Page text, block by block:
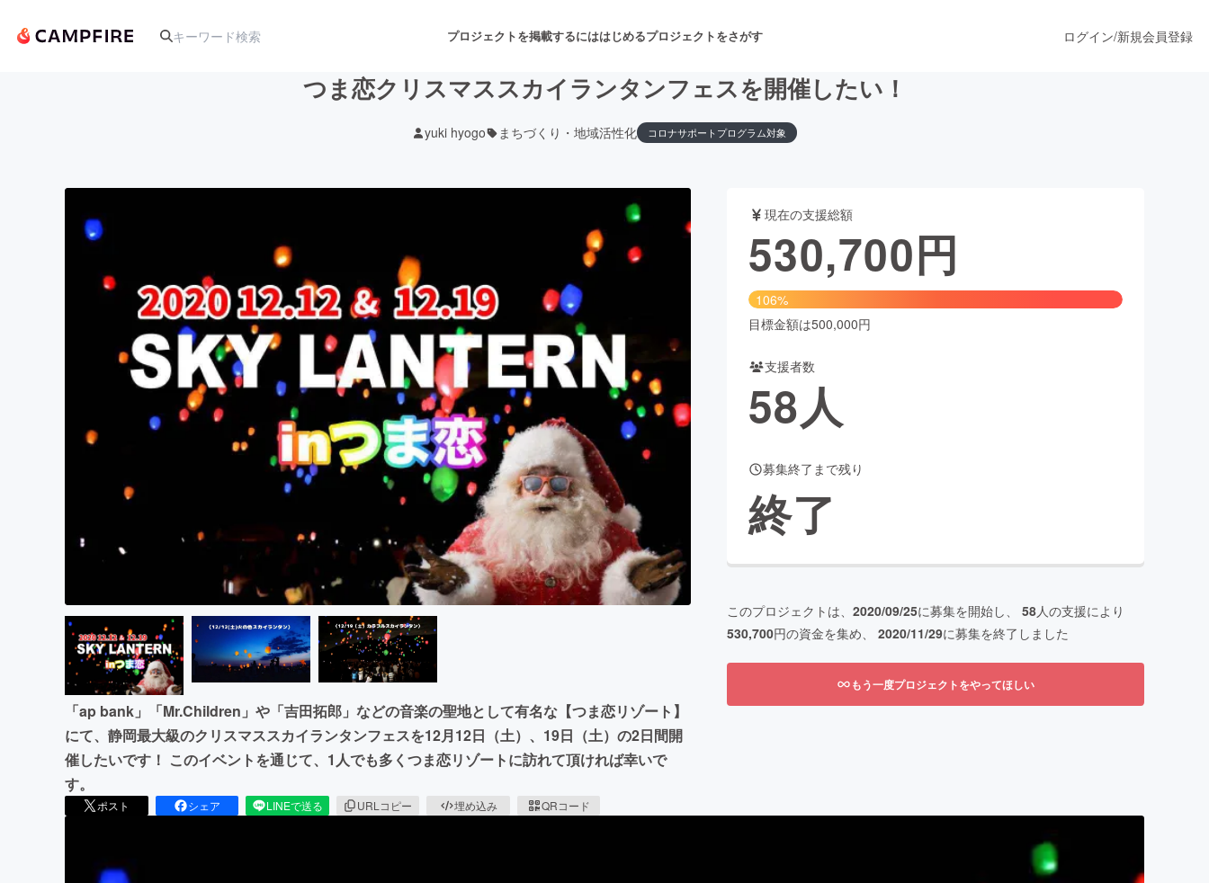
プロジェクトを掲載するにははじめるプロジェクトをさがす
舞台・パフォーマンス
テクノロジー・ガジェット ゲーム・サービス開発 フード・飲食店 ファッション
映像・映画 書籍・雑誌出版
ビジネス・起業 チャレンジ ビューティー・ヘルスケア
まちづくり・地域活性化
CAMPFIRE for Social Good
CAMPFIREふるさと納税machi-ya
ログイン/新規会員登録
つま恋クリスマススカイランタンフェスを開催したい！
yuki hyogo まちづくり・地域活性化 コロナサポートプログラム対象
「ap bank」「Mr.Children」や「吉田拓郎」などの音楽の聖地として有名な【つま恋リゾート】
にて、静岡最大級のクリスマススカイランタンフェスを12月12日（土）、19日（土）の2日間開
催したいです！ このイベントを通じて、1人でも多くつま恋リゾートに訪れて頂ければ幸いで
す。
ポスト シェア LINEで送る URLコピー 埋め込み QRコード
現在の支援総額
530,700円
106%
目標金額は500,000円
支援者数
58人
募集終了まで残り
終了
このプロジェクトは、 2020/09/25に募集を開始し、 58人の支援により
530,700円の資金を集め、 2020/11/29に募集を終了しました
もう一度プロジェクトをやってほしい